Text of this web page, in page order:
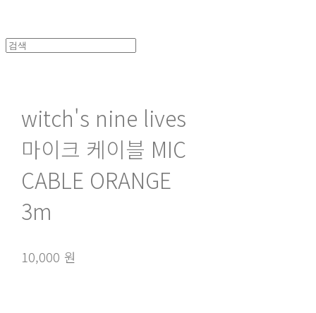
witch's nine lives
마이크 케이블 MIC
CABLE ORANGE
3m
10,000 원